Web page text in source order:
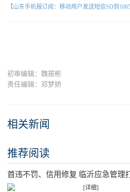
【山东手机报订阅：移动用户发送短信SD到
初审编辑：魏振彬
责任编辑：邓梦娇
相关新闻
推荐阅读
首违不罚、信用修复 临沂应急管理
[详细]